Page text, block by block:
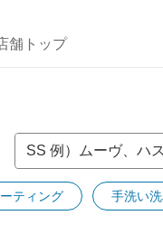
舗トップ
ティング 手洗い